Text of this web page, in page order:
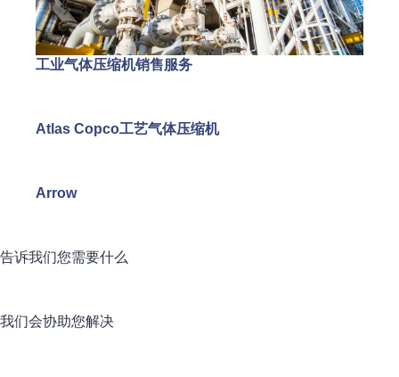
工业气体压缩机销售服务
Atlas Copco工艺气体压缩机
Arrow
告诉我们您需要什么
我们会协助您解决